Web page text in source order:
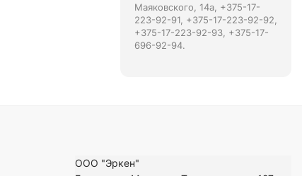
Маяковского, 14а, +375-17-
223-92-91, +375-17-223-92-92,
+375-17-223-92-93, +375-17-
696-92-94.
ООО "Эркен"